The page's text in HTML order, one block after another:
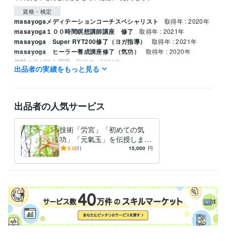
資格・検定
masayogaメディテーションコーチスペシャリスト 取得年 : 2020年
masayoga１００時間瞑想講師講座 修了 取得年 : 2021年
masayoga Super RYT200修了（ヨガ指導） 取得年 : 2021年
masayoga ヒーラー養成講座修了（気功） 取得年 : 2020年
体軸セラピスト認定 取得年 : 2021年
小学校１種教員免許（全科） 取得年 : 2011年
出品者の実績をもっと見る
出品者の人気サービス
技術「労宮」「初めての気
功」「元氣玉」を伝授します
認知科学をベースとした気功
授ビデオ
5.0(1) 15,000 円